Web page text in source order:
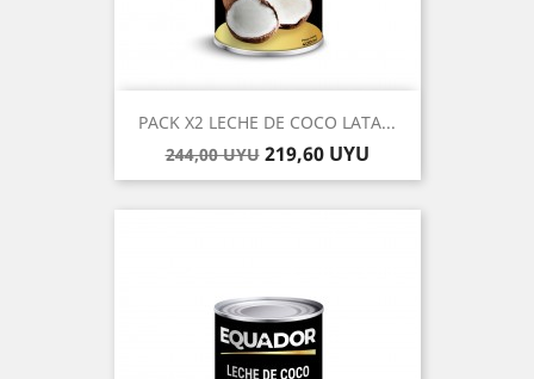
PACK X2 LECHE DE COCO LATA...
Precio
base
244,00 UYU Precio
219,60 UYU